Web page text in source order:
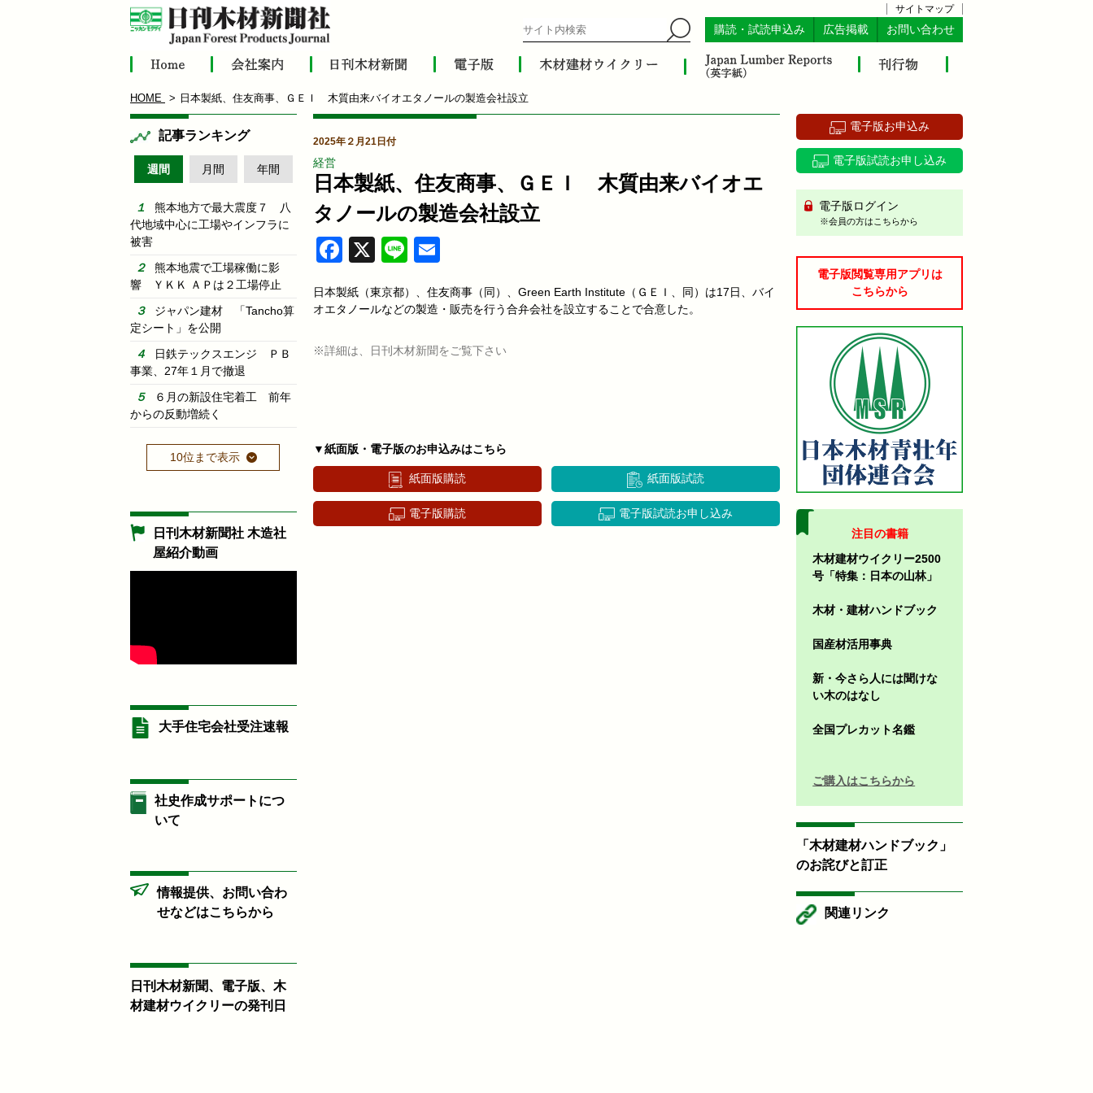
サイトマップ
購読・試読申込み 広告掲載 お問い合わせ
HOME 日本製紙、住友商事、ＧＥＩ 木質由来バイオエタノールの製造会社設立
2025年２月21日付
経営
日本製紙、住友商事、ＧＥＩ 木質由来バイオエ
タノールの製造会社設立
Facebook
X Line
日本製紙（東京都）、住友商事（同）、Green Earth Institute（ＧＥＩ、同）は17日、バイ
オエタノールなどの製造・販売を行う合弁会社を設立することで合意した。
※詳細は、日刊木材新聞をご覧下さい
▼紙面版・電子版のお申込みはこちら
紙面版購読 紙面版試読
電子版購読 電子版試読お申し込み
記事ランキング
週間 月間 年間
熊本地方で最大震度７ 八
代地域中心に工場やインフラに
被害
熊本地震で工場稼働に影
響 ＹＫＫ ＡＰは２工場停止
ジャパン建材 「Tancho算
定シート」を公開
日鉄テックスエンジ ＰＢ
事業、27年１月で撤退
６月の新設住宅着工 前年
からの反動増続く
10位まで表示
日刊木材新聞社 木造社
屋紹介動画
大手住宅会社受注速報
社史作成サポートにつ
いて
情報提供、お問い合わ
せなどはこちらから
日刊木材新聞、電子版、木
材建材ウイクリーの発刊日
電子版お申込み
電子版試読お申し込み
電子版ログイン
※会員の方はこちらから
電子版閲覧専用アプリは
こちらから
注目の書籍
木材建材ウイクリー2500
号「特集：日本の山林」
木材・建材ハンドブック
国産材活用事典
新・今さら人には聞けな
い木のはなし
全国プレカット名鑑
ご購入はこちらから
「木材建材ハンドブック」
のお詫びと訂正
関連リンク